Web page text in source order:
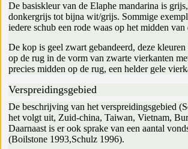
De basiskleur van de Elaphe mandarina is
donkergrijs tot bijna wit/grijs. Sommige
iedere schub een rode waas op het midden van
De kop is geel zwart gebandeerd, deze
op de rug in de vorm van zwarte vierkanten
precies midden op de rug, een helder gele
Verspreidingsgebied
De beschrijving van het verspreidingsgebied
het volgt uit, Zuid-china, Taiwan, Vietnam,
Daarnaast is er ook sprake van een aantal
(Boilstone 1993,Schulz 1996).